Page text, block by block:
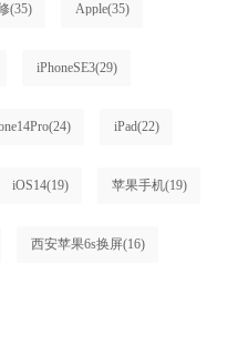
(35) Apple(35)
iPhoneSE3(29)
(24) iPad(22)
iOS14(19) 苹果手机(19)
西安苹果6s换屏(16)